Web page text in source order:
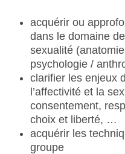
acquérir ou
dans le domaine
sexualité
psychologie /
clarifier les enjeux
l’affectivité et la
consentement,
choix et liberté, …
acquérir les
groupe